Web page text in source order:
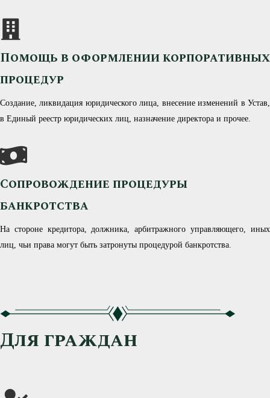
Помощь в оформлении корпоративных
процедур
Создание, ликвидация юридического лица, внесение изменений в Устав,
в Единый реестр юридических лиц, назначение директора и прочее.
Сопровождение процедуры
банкротства
На стороне кредитора, должника, арбитражного управляющего, иных
лиц, чьи права могут быть затронуты процедурой банкротства.
Для граждан